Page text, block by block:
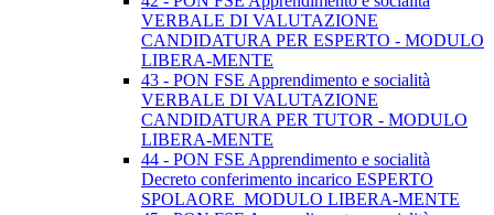
VERBALE DI VALUTAZIONE
CANDIDATURA PER ESPERTO - MODULO
LIBERA-MENTE
43 - PON FSE Apprendimento e socialità
VERBALE DI VALUTAZIONE
CANDIDATURA PER TUTOR - MODULO
LIBERA-MENTE
44 - PON FSE Apprendimento e socialità
Decreto conferimento incarico ESPERTO
SPOLAORE_MODULO LIBERA-MENTE